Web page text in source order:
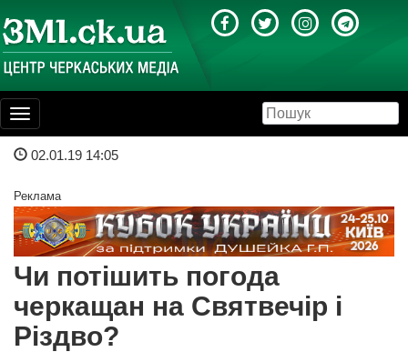
Toggle
navigation
02.01.19 14:05
Реклама
Чи потішить погода
черкащан на Святвечір і
Різдво?